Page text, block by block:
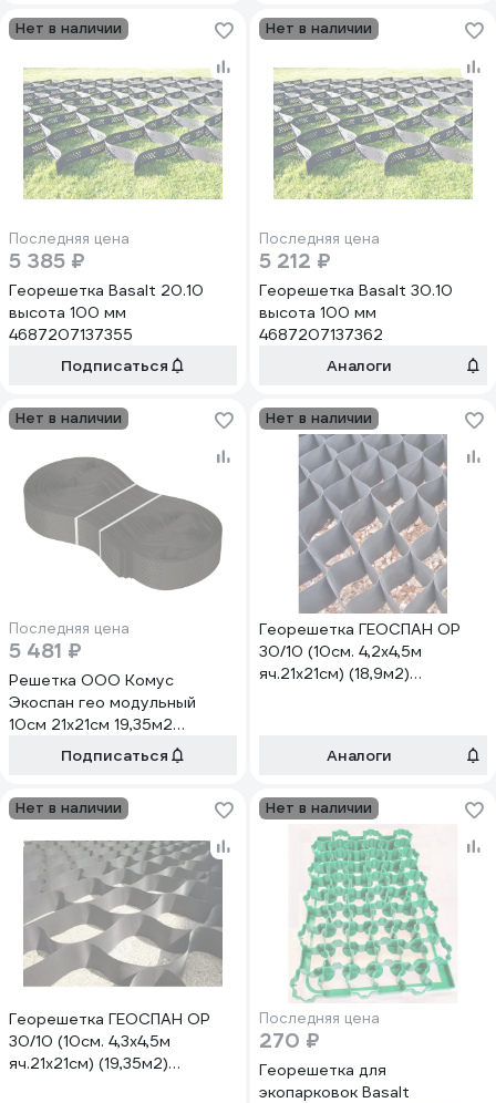
Нет в наличии
Последняя цена
5 385 ₽
Георешетка Basalt 20.10
высота 100 мм
4687207137355
Подписаться
Нет в наличии
Последняя цена
5 212 ₽
Георешетка Basalt 30.10
высота 100 мм
4687207137362
Аналоги
Нет в наличии
Последняя цена
5 481 ₽
Решетка ООО Комус
Экоспан гео модульный
10см 21x21см 19,35м2
1767378Подписаться
Нет в наличии
Георешетка ГЕОСПАН ОР
30/10 (10см. 4,2х4,5м
яч.21х21см) (18,9м2)
Аналоги
Нет в наличии
Георешетка ГЕОСПАН ОР
30/10 (10см. 4,3х4,5м
яч.21х21см) (19,35м2)
14.11.34.03.00.000.4300.4500.02
Нет в наличии
Последняя цена
270 ₽
Георешетка для
экопарковок Basalt